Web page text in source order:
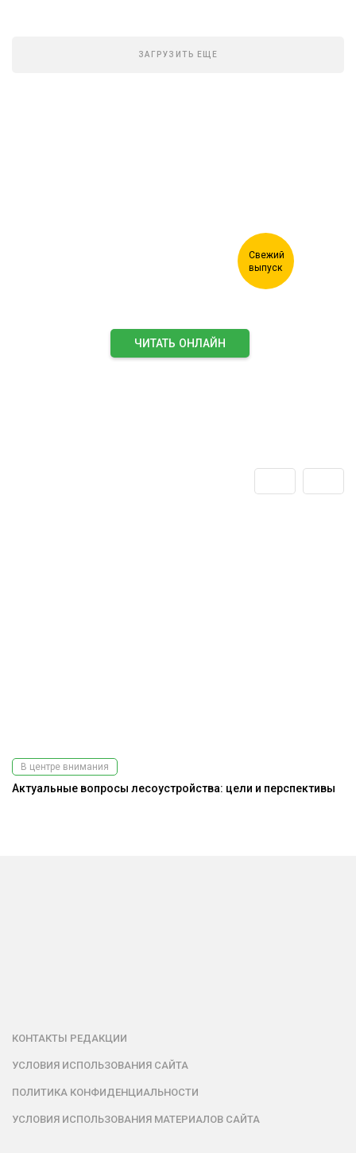
ЧИТАТЬ ОНЛАЙН
В центре внимания
Актуальные вопросы лесоустройства: цели и перспективы
ЗАГРУЗИТЬ ЕЩЕ
КОНТАКТЫ РЕДАКЦИИ
УСЛОВИЯ ИСПОЛЬЗОВАНИЯ САЙТА
ПОЛИТИКА КОНФИДЕНЦИАЛЬНОСТИ
УСЛОВИЯ ИСПОЛЬЗОВАНИЯ МАТЕРИАЛОВ САЙТА